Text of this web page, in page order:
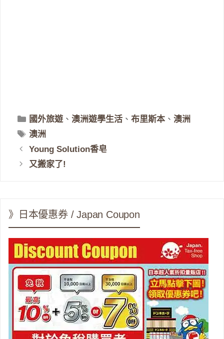
分
類
國外旅遊 、澳洲遊學生活 、布里斯本 、澳洲
標
籤
澳洲
Young Solution香皂
又搬家了!
》日本優惠券 / Japan Coupon